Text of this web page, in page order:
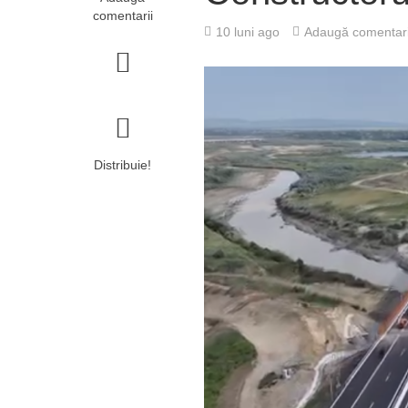
comentarii
Distribuie!
10 luni ago Adaugă